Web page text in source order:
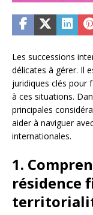
Les successions
délicates à gérer. Il
juridiques clés pour
à ces situations.
principales
aider à naviguer
internationales.
1.
résidence